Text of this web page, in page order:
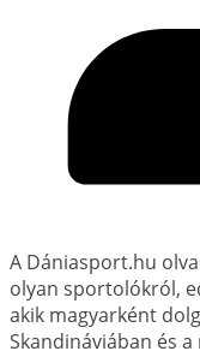
A Dániasport.hu
olyan sportolókról,
akik magyarként
Skandináviában és